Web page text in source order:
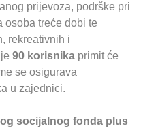
prijevoza, podrške pri
osoba treće dobi te
rekreativnih i
90 korisnika primit će
se osigurava
u zajednici.
socijalnog fonda plus